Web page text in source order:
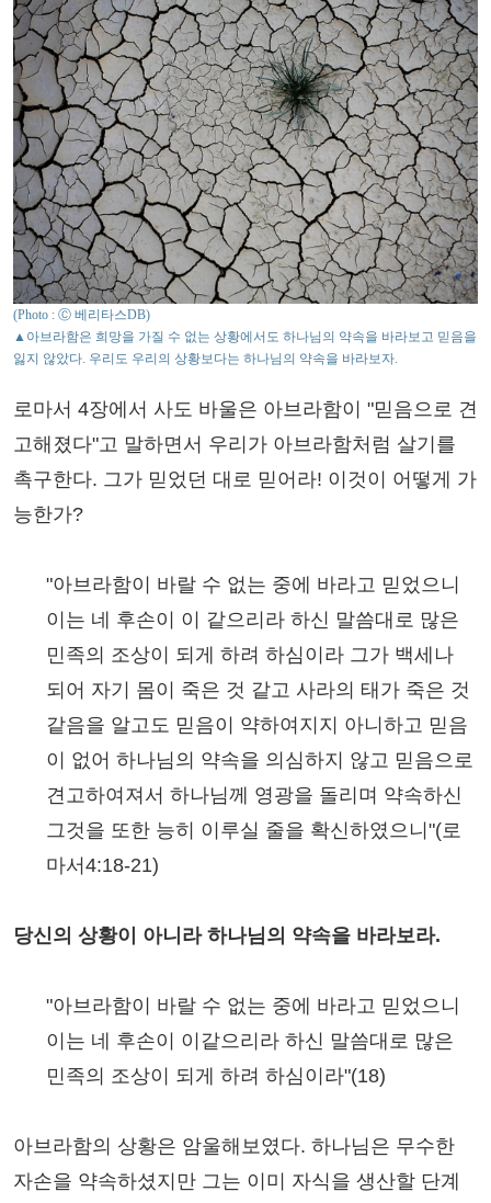
(Photo : Ⓒ 베리타스DB)
▲아브라함은 희망을 가질 수 없는 상황에서도 하나님의 약속을 바라보고 믿음을
잃지 않았다. 우리도 우리의 상황보다는 하나님의 약속을 바라보자.
로마서 4장에서 사도 바울은 아브라함이 "믿음으로 견
고해졌다"고 말하면서 우리가 아브라함처럼 살기를
촉구한다. 그가 믿었던 대로 믿어라! 이것이 어떻게 가
능한가?
"아브라함이 바랄 수 없는 중에 바라고 믿었으니
이는 네 후손이 이 같으리라 하신 말씀대로 많은
민족의 조상이 되게 하려 하심이라 그가 백세나
되어 자기 몸이 죽은 것 같고 사라의 태가 죽은 것
같음을 알고도 믿음이 약하여지지 아니하고 믿음
이 없어 하나님의 약속을 의심하지 않고 믿음으로
견고하여져서 하나님께 영광을 돌리며 약속하신
그것을 또한 능히 이루실 줄을 확신하였으니"(로
마서4:18-21)
당신의 상황이 아니라 하나님의 약속을 바라보라.
"아브라함이 바랄 수 없는 중에 바라고 믿었으니
이는 네 후손이 이같으리라 하신 말씀대로 많은
민족의 조상이 되게 하려 하심이라"(18)
아브라함의 상황은 암울해보였다. 하나님은 무수한
자손을 약속하셨지만 그는 이미 자식을 생산할 단계